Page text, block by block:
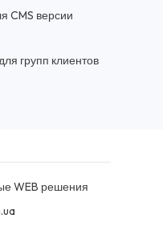
CMS версии
групп клиентов
WEB решения